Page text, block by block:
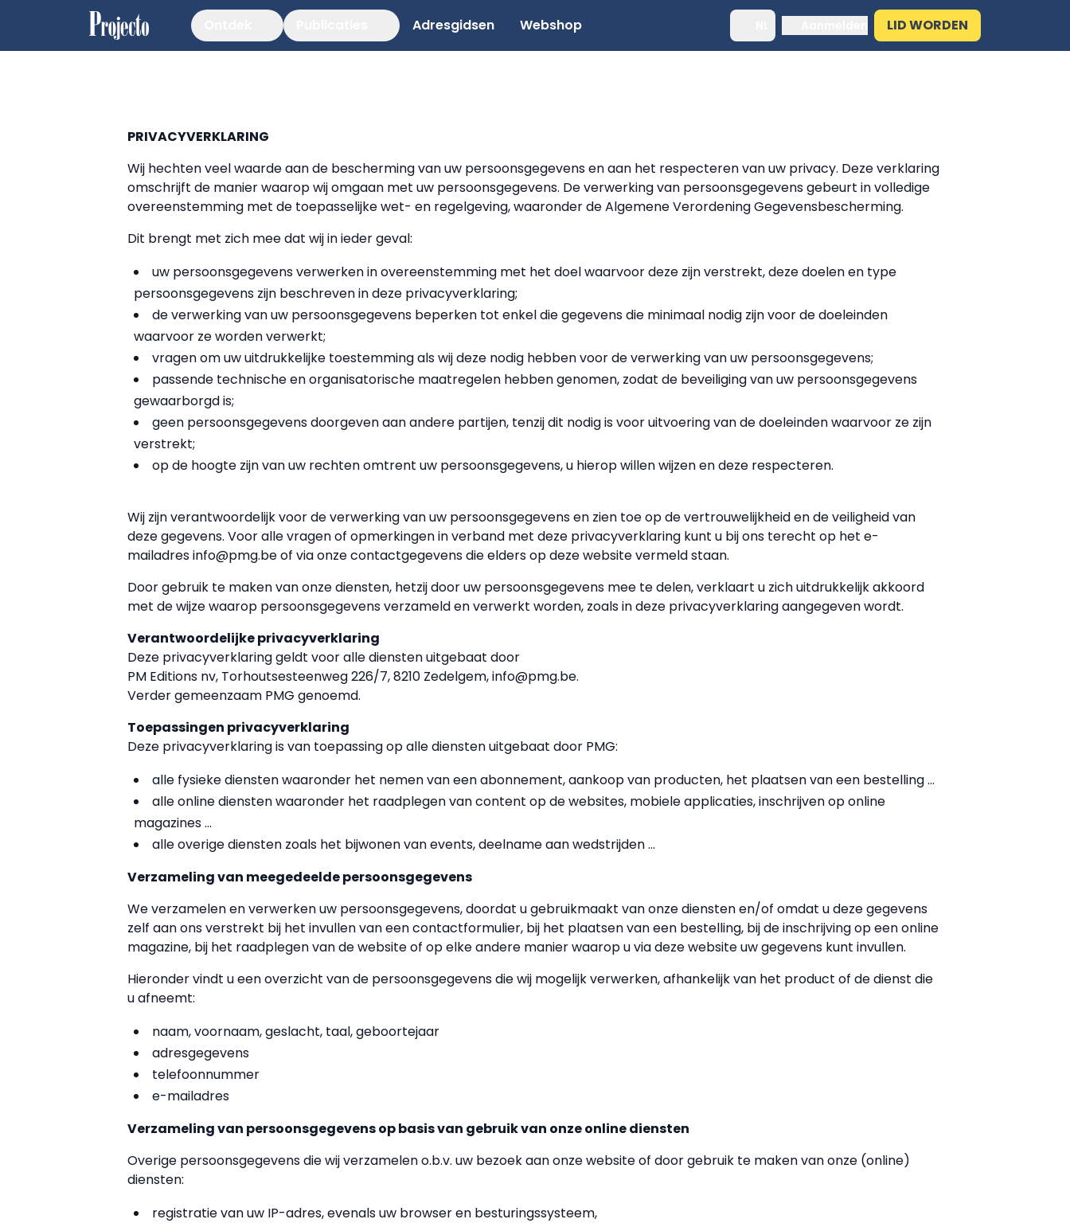
Adresgidsen Webshop LID WORDEN
PRIVACYVERKLARING
Wij hechten veel waarde aan de bescherming van uw persoonsgegevens en aan het respecteren van uw privacy. Deze verklaring
omschrijft de manier waarop wij omgaan met uw persoonsgegevens. De verwerking van persoonsgegevens gebeurt in volledige
overeenstemming met de toepasselijke wet- en regelgeving, waaronder de Algemene Verordening Gegevensbescherming.
Dit brengt met zich mee dat wij in ieder geval:
uw persoonsgegevens verwerken in overeenstemming met het doel waarvoor deze zijn verstrekt, deze doelen en type
persoonsgegevens zijn beschreven in deze privacyverklaring;
de verwerking van uw persoonsgegevens beperken tot enkel die gegevens die minimaal nodig zijn voor de doeleinden
waarvoor ze worden verwerkt;
vragen om uw uitdrukkelijke toestemming als wij deze nodig hebben voor de verwerking van uw persoonsgegevens;
passende technische en organisatorische maatregelen hebben genomen, zodat de beveiliging van uw persoonsgegevens
gewaarborgd is;
geen persoonsgegevens doorgeven aan andere partijen, tenzij dit nodig is voor uitvoering van de doeleinden waarvoor ze zijn
verstrekt;
op de hoogte zijn van uw rechten omtrent uw persoonsgegevens, u hierop willen wijzen en deze respecteren.
Wij zijn verantwoordelijk voor de verwerking van uw persoonsgegevens en zien toe op de vertrouwelijkheid en de veiligheid van
deze gegevens. Voor alle vragen of opmerkingen in verband met deze privacyverklaring kunt u bij ons terecht op het e-
mailadres info@pmg.be of via onze contactgegevens die elders op deze website vermeld staan.
Door gebruik te maken van onze diensten, hetzij door uw persoonsgegevens mee te delen, verklaart u zich uitdrukkelijk akkoord
met de wijze waarop persoonsgegevens verzameld en verwerkt worden, zoals in deze privacyverklaring aangegeven wordt.
Verantwoordelijke privacyverklaring
Deze privacyverklaring geldt voor alle diensten uitgebaat door
PM Editions nv, Torhoutsesteenweg 226/7, 8210 Zedelgem, info@pmg.be.
Verder gemeenzaam PMG genoemd.
Toepassingen privacyverklaring
Deze privacyverklaring is van toepassing op alle diensten uitgebaat door PMG:
alle fysieke diensten waaronder het nemen van een abonnement, aankoop van producten, het plaatsen van een bestelling ...
alle online diensten waaronder het raadplegen van content op de websites, mobiele applicaties, inschrijven op online
magazines ...
alle overige diensten zoals het bijwonen van events, deelname aan wedstrijden ...
Verzameling van meegedeelde persoonsgegevens
We verzamelen en verwerken uw persoonsgegevens, doordat u gebruikmaakt van onze diensten en/of omdat u deze gegevens
zelf aan ons verstrekt bij het invullen van een contactformulier, bij het plaatsen van een bestelling, bij de inschrijving op een online
magazine, bij het raadplegen van de website of op elke andere manier waarop u via deze website uw gegevens kunt invullen.
Hieronder vindt u een overzicht van de persoonsgegevens die wij mogelijk verwerken, afhankelijk van het product of de dienst die
u afneemt:
naam, voornaam, geslacht, taal, geboortejaar
adresgegevens
telefoonnummer
e-mailadres
Verzameling van persoonsgegevens op basis van gebruik van onze online diensten
Overige persoonsgegevens die wij verzamelen o.b.v. uw bezoek aan onze website of door gebruik te maken van onze (online)
diensten:
registratie van uw IP-adres, evenals uw browser en besturingssysteem,